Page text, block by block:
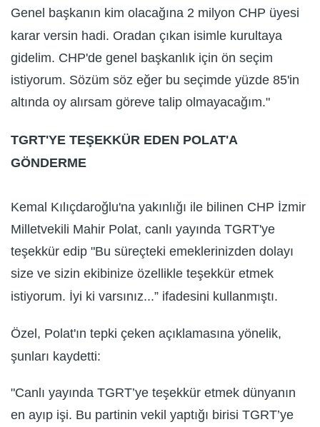
Genel başkanın kim olacağına 2 milyon CHP üyesi
karar versin hadi. Oradan çıkan isimle kurultaya
gidelim. CHP'de genel başkanlık için ön seçim
istiyorum. Sözüm söz eğer bu seçimde yüzde 85'in
altında oy alırsam göreve talip olmayacağım."
TGRT'YE TEŞEKKÜR EDEN POLAT'A
GÖNDERME
Kemal Kılıçdaroğlu'na yakınlığı ile bilinen CHP İzmir
Milletvekili Mahir Polat, canlı yayında TGRT'ye
teşekkür edip "Bu süreçteki emeklerinizden dolayı
size ve sizin ekibinize özellikle teşekkür etmek
istiyorum. İyi ki varsınız...” ifadesini kullanmıştı.
Özel, Polat'ın tepki çeken açıklamasına yönelik,
şunları kaydetti:
"Canlı yayında TGRT’ye teşekkür etmek dünyanın
en ayıp işi. Bu partinin vekil yaptığı birisi TGRT’ye